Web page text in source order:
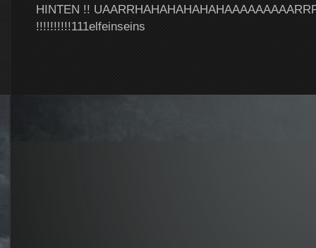
HINTEN !!
!!!!!!!!!!111elfeinseins